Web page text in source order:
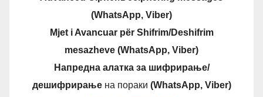
(WhatsApp, Viber)
Mjet i Avancuar për Shifrim/Deshifrim
mesazheve (WhatsApp, Viber)
Напредна алатка за шифрирање/
дешифрирањена пораки (WhatsApp, Viber)